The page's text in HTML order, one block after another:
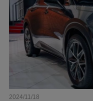
2024/11/18